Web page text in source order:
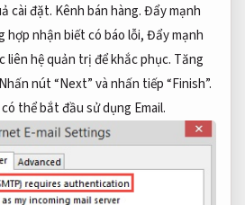
cài đặt. Kênh bán hàng.Đẩy mạnh
hợp nhận biết có báo lỗi,Đẩy mạnh
liên hệ quản trị để khắc phục. Tăng
Nhấn nút “Next” và nhấn tiếp “Finish”.
thể bắt đầu sử dụng Email.